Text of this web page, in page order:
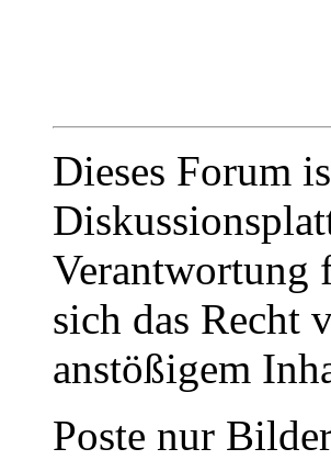
Dieses Forum
Verantwortung
sich das Recht
anstößigem
Poste nur